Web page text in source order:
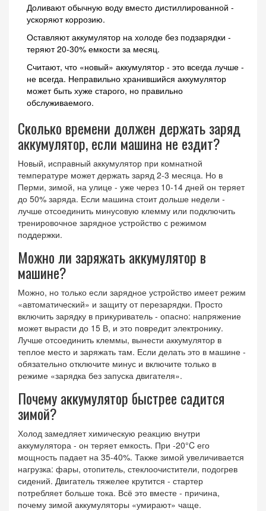
Доливают обычную воду вместо дистиллированной -
ускоряют коррозию.
Оставляют аккумулятор на холоде без подзарядки -
теряют 20-30% емкости за месяц.
Считают, что «новый» аккумулятор - это всегда лучше -
не всегда. Неправильно хранившийся аккумулятор
может быть хуже старого, но правильно
обслуживаемого.
Сколько времени должен держать заряд
аккумулятор, если машина не ездит?
Новый, исправный аккумулятор при комнатной
температуре может держать заряд 2-3 месяца. Но в
Перми, зимой, на улице - уже через 10-14 дней он теряет
до 50% заряда. Если машина стоит дольше недели -
лучше отсоединить минусовую клемму или подключить
тренировочное зарядное устройство с режимом
поддержки.
Можно ли заряжать аккумулятор в
машине?
Можно, но только если зарядное устройство имеет режим
«автоматический» и защиту от перезарядки. Просто
включить зарядку в прикуриватель - опасно: напряжение
может вырасти до 15 В, и это повредит электронику.
Лучше отсоединить клеммы, вынести аккумулятор в
теплое место и заряжать там. Если делать это в машине -
обязательно отключите минус и включите только в
режиме «зарядка без запуска двигателя».
Почему аккумулятор быстрее садится
зимой?
Холод замедляет химическую реакцию внутри
аккумулятора - он теряет емкость. При -20°C его
мощность падает на 35-40%. Также зимой увеличивается
нагрузка: фары, отопитель, стеклоочистители, подогрев
сидений. Двигатель тяжелее крутится - стартер
потребляет больше тока. Всё это вместе - причина,
почему зимой аккумуляторы «умирают» чаще.